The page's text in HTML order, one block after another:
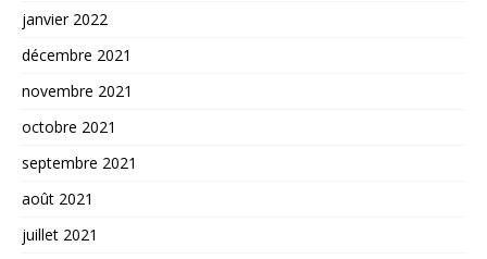
janvier 2022
décembre 2021
novembre 2021
octobre 2021
septembre 2021
août 2021
juillet 2021